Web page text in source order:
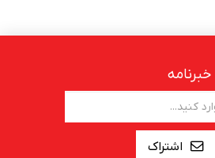
خبرنامه
اشتراک